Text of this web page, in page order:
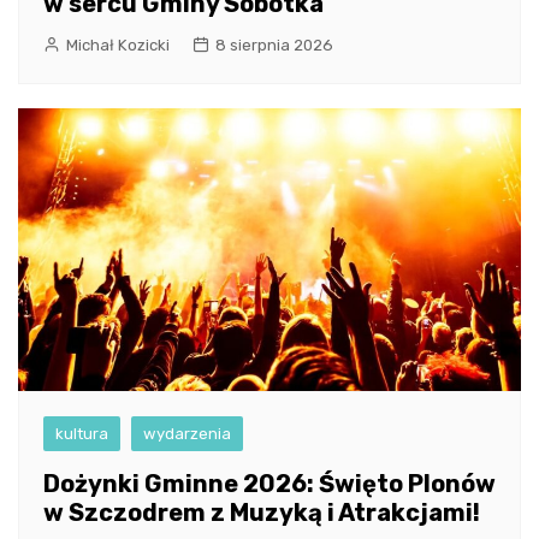
Michał Kozicki 8 sierpnia 2026
kultura wydarzenia
Dożynki Gminne 2026: Święto Plonów
w Szczodrem z Muzyką i Atrakcjami!